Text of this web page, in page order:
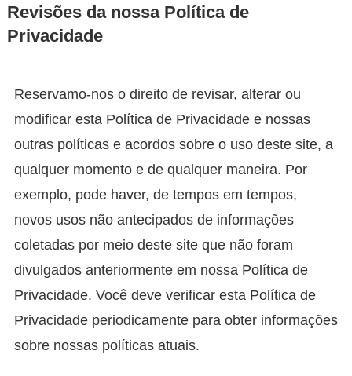
Revisões da nossa Política de
Privacidade
Reservamo-nos o direito de revisar, alterar ou
modificar esta Política de Privacidade e nossas
outras políticas e acordos sobre o uso deste site, a
qualquer momento e de qualquer maneira. Por
exemplo, pode haver, de tempos em tempos,
novos usos não antecipados de informações
coletadas por meio deste site que não foram
divulgados anteriormente em nossa Política de
Privacidade. Você deve verificar esta Política de
Privacidade periodicamente para obter informações
sobre nossas políticas atuais.